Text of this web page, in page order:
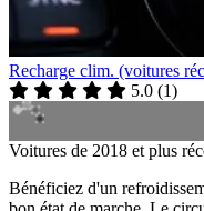
Recharge clim. (voitures
5.0 (1)
Voitures de 2018 et plus
Bénéficiez d'un